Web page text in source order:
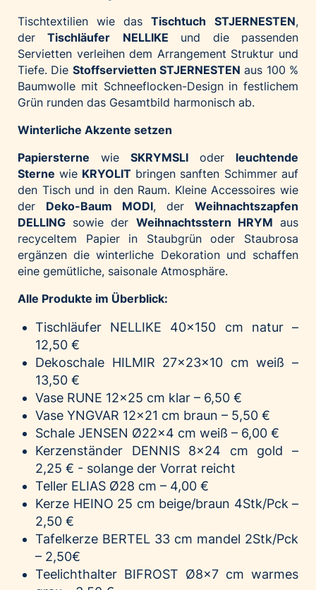
Tischtextilien wie das Tischtuch STJERNESTEN,
derTischläufer NELLIKE und die passenden
Servietten verleihen dem Arrangement Struktur und
Tiefe. Die Stoffservietten STJERNESTEN aus 100 %
Baumwolle mit Schneeflocken-Design in festlichem
Grün runden das Gesamtbild harmonisch ab.
Winterliche Akzente setzen
Papiersterne wie SKRYMSLIoder leuchtende
Sterne wie KRYOLITbringen sanften Schimmer auf
den Tisch und in den Raum. Kleine Accessoires wie
der Deko-Baum MODI, der Weihnachtszapfen
DELLING sowie der Weihnachtsstern HRYM aus
recyceltem Papier in Staubgrün oder Staubrosa
ergänzen die winterliche Dekoration und schaffen
eine gemütliche, saisonale Atmosphäre.
Alle Produkte im Überblick:
Tischläufer NELLIKE 40x150 cm natur –
12,50 €
Dekoschale HILMIR 27x23x10 cm weiß –
13,50 €
Vase RUNE 12x25 cm klar – 6,50 €
Vase YNGVAR 12x21 cm braun – 5,50 €
Schale JENSEN Ø22x4 cm weiß – 6,00 €
Kerzenständer DENNIS8x24 cm gold –
2,25 € - solange der Vorrat reicht
Teller ELIAS Ø28 cm – 4,00 €
Kerze HEINO 25 cm beige/braun 4Stk/Pck –
2,50 €
Tafelkerze BERTEL 33 cm mandel 2Stk/Pck
– 2,50€
Teelichthalter BIFROST Ø8x7 cm warmes